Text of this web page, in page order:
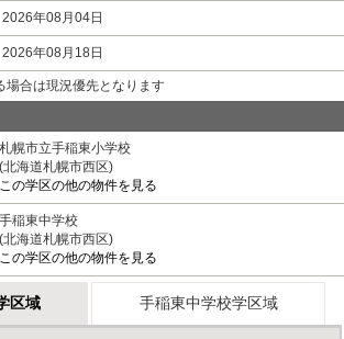
2026年08月04日
2026年08月18日
合は現況優先となります
札幌市立手稲東小学校
(北海道札幌市西区)
この学区の他の物件を見る
手稲東中学校
(北海道札幌市西区)
この学区の他の物件を見る
区域 手稲東中学校学区域